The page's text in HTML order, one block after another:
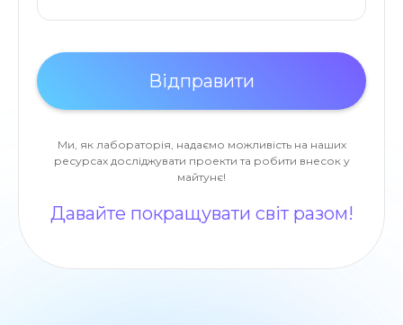
Ми, як лабораторія, надаємо можливість на наших
ресурсах досліджувати проекти та робити внесок у
майтунє!
Давайте покращувати світ разом!